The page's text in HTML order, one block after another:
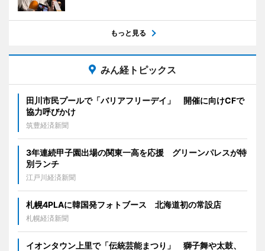
もっと見る
みん経トピックス
田川市民プールで「バリアフリーデイ」 開催に向けCFで
協力呼びかけ
筑豊経済新聞
3年連続甲子園出場の関東一高を応援 グリーンパレスが特
別ランチ
江戸川経済新聞
札幌4PLAに韓国発フォトブース 北海道初の常設店
札幌経済新聞
イオンタウン上里で「伝統芸能まつり」 獅子舞や太鼓、